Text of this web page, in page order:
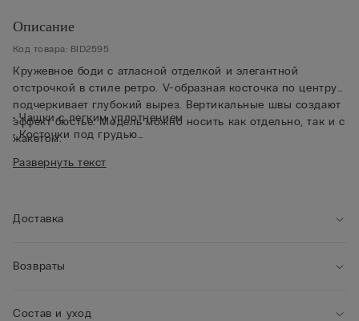
Описание
Код товара: BID2595
Кружевное боди с атласной отделкой и элегантной
отстрочкой в стиле ретро. V-образная косточка по центру
подчеркивает глубокий вырез. Вертикальные швы создают
эффект бюстье. Модель можно носить как отдельно, так и с
жакетом.
• Чашки с легким уплотнением
• Косточки под грудью
• Бюстгальтер застегивается на крючки
• Подчеркивает зону декольте, округляя формы
Развернуть текст
Доставка
Возвраты
Состав и уход